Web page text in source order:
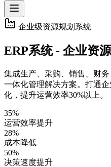
企业级资源规划系统
ERP系统 - 企业资
集成生产、采购、销售、财
一体化管理解决方案。打通
化，提升运营效率30%以上。
35%
运营效率提升
28%
成本降低
50%
决策速度提升